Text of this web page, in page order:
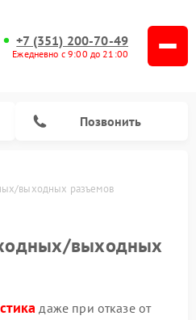
+7 (351) 200-70-49
Ежедневно с 9:00 до 21:00
Позвонить
выходных разъемов
выходных
даже при отказе от